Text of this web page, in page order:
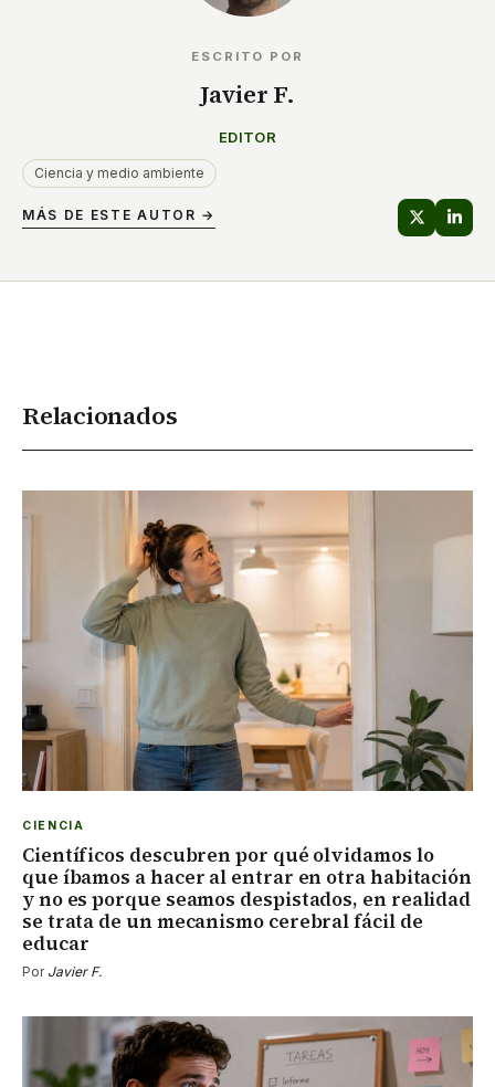
ESCRITO POR
Javier F.
EDITOR
Ciencia y medio ambiente
MÁS DE ESTE AUTOR →
Relacionados
CIENCIA
Científicos descubren por qué olvidamos lo
que íbamos a hacer al entrar en otra habitación
y no es porque seamos despistados, en realidad
se trata de un mecanismo cerebral fácil de
educar
Por Javier F.